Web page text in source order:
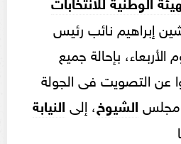
إبراهيم نائب رئيس
بإحالة جميع
عن التصويت فى الجولة
مجلس الشيوخ، إلى النيابة